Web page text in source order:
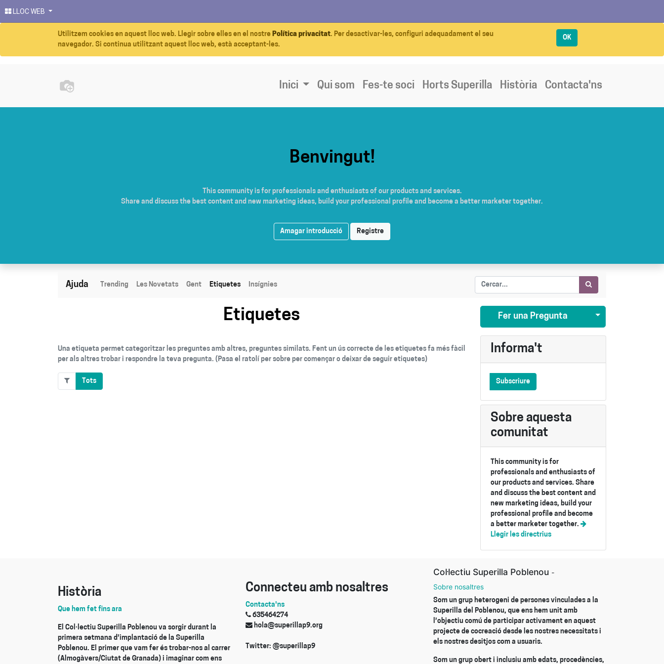
LLOC WEB
Utilitzem cookies en aquest lloc web. Llegir sobre elles en el nostre Política privacitat. Per desactivar-les, configuri adequadament el seu
navegador. Si continua utilitzant aquest lloc web, està acceptant-les.
OK
Inici Qui som Fes-te soci Horts Superilla Història Contacta'ns
Benvingut!
This community is for professionals and enthusiasts of our products and services.
Share and discuss the best content and new marketing ideas, build your professional profile and become a better marketer together.
Amagar introducció Registre
Ajuda Trending Les Novetats Gent Etiquetes Insígnies
Etiquetes
Una etiqueta permet categoritzar les preguntes amb altres, preguntes similats. Fent un ús correcte de les etiquetes fa més fàcil
per als altres trobar i respondre la teva pregunta. (Pasa el ratolí per sobre per començar o deixar de seguir etiquetes)
Tots
Fer una Pregunta Seleccionar
Informa't
Subscriure
Sobre aquesta
comunitat
This community is for
professionals and enthusiasts of
our products and services. Share
and discuss the best content and
new marketing ideas, build your
professional profile and become
a better marketer together.
Llegir les directrius
Història
Que hem fet fins ara
El Col·lectiu Superilla Poblenou va sorgir durant la
primera setmana d’implantació de la Superilla
Poblenou. El primer que vam fer és trobar-nos al carrer
(Almogàvers/Ciutat de Granada) i imaginar com ens
Connecteu amb nosaltres
Contacta'ns
635464274
hola@superillap9.org
Twitter: @superillap9
Col·lectiu Superilla Poblenou -
Sobre nosaltres
Som un grup heterogeni de persones vinculades a la
Superilla del Poblenou, que ens hem unit amb
l’objectiu comú de participar activament en aquest
projecte de cocreació desde les nostres necessitats i
els nostres desitjos com a usuaris.
Som un grup obert i inclusiu amb edats, procedències,